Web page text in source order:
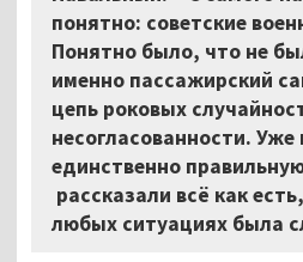
понятно: советские
Понятно было, что не
именно пассажирский
цепь роковых
несогласованности.
единственно
рассказали всё как
любых ситуациях была